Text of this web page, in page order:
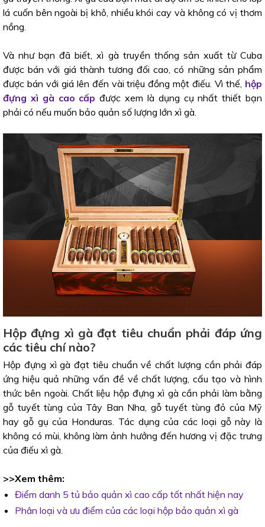
lá cuốn bên ngoài bị khô, nhiều khói cay và không có vị thơm
nồng.
Và như bạn đã biết, xì gà truyền thống sản xuất từ Cuba
được bán với giá thành tương đối cao, có những sản phẩm
được bán với giá lên đến vài triệu đồng một điếu. Vì thế, hộp
đựng xì gà cao cấp được xem là dụng cụ nhất thiết bạn
phải có nếu muốn bảo quản số lượng lớn xì gà.
Hộp đựng xì gà đạt tiêu chuẩn phải đáp ứng
các tiêu chí nào?
Hộp đựng xì gà đạt tiêu chuẩn về chất lượng cần phải đáp
ứng hiệu quả những vấn đề về chất lượng, cấu tạo và hình
thức bên ngoài. Chất liệu hộp đựng xì gà cần phải làm bằng
gỗ tuyết tùng của Tây Ban Nha, gỗ tuyết tùng đỏ của Mỹ
hay gỗ gụ của Honduras. Tác dụng của các loại gỗ này là
không có mùi, không làm ảnh hưởng đến hương vị đặc trưng
của điếu xì gà.
>>Xem thêm:
Điểm danh 5 tủ bảo quản xì cao cấp tốt nhất hiện nay
Phân loại và ưu điểm của các loại hộp bảo quản xì gà